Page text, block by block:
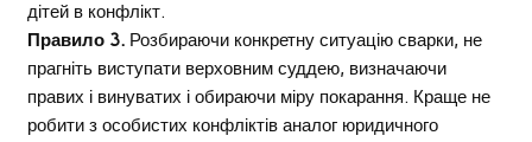
дітей в конфлікт.
Правило 3.Розбираючи конкретну ситуацію сварки, не
прагніть виступати верховним суддею, визначаючи
правих і винуватих і обираючи міру покарання. Краще не
робити з особистих конфліктів аналог юридичного